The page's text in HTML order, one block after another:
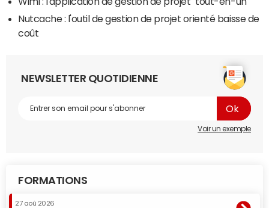
Nutcache : l'outil de gestion de projet orienté baisse de
coût
NEWSLETTER QUOTIDIENNE
Voir un exemple
FORMATIONS
27 aoû 2026